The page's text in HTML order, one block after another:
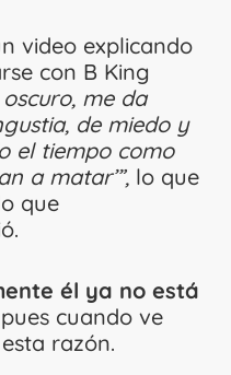
video explicando
con B King
me da
de miedo y
el tiempo como
a matar’”, lo que
que
él ya no está
cuando ve
razón.